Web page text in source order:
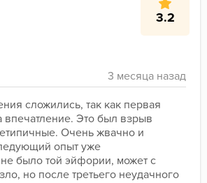
3.2
сложились, так как первая
впечатление. Это был взрыв
Очень жвачно и
опыт уже
было той эйфории, может с
но после третьего неудачного